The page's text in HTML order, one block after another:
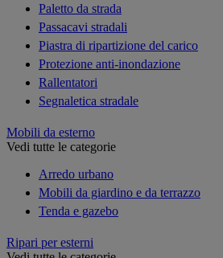
Paletto da strada
Passacavi stradali
Piastra di ripartizione del carico
Protezione anti-inondazione
Rallentatori
Segnaletica stradale
Mobili da esterno
Vedi tutte le categorie
Arredo urbano
Mobili da giardino e da terrazzo
Tenda e gazebo
Ripari per esterni